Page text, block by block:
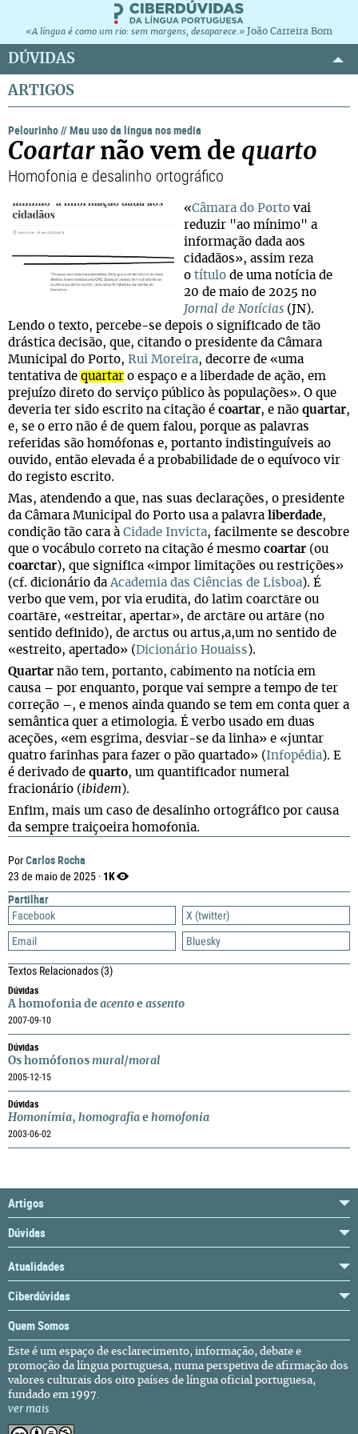
«A língua é como um rio: sem margens, desaparece.» João Carreira Bom
DÚVIDAS
ARTIGOS
PorCarlos Rocha
23 de maio de 2025 · 1K
Partilhar
Facebook
X (twitter)
Email
Bluesky
Textos Relacionados(3)
Dúvidas
A homofonia de acento e assento
2007-09-10
Dúvidas
Os homófonos mural/moral
2005-12-15
Dúvidas
Homonímia, homografia e homofonia
2003-06-02
Pelourinho//Mau uso da língua nos media
Coartarnão vem de quarto
Homofonia e desalinho ortográfico
«Câmara do Porto vai
reduzir "ao mínimo" a
informação dada aos
cidadãos», assim reza
o título de uma notícia de
20 de maio de 2025 no
Jornal de Notícias (JN).
Lendo o texto, percebe-se depois o significado de tão
drástica decisão, que, citando o presidente da Câmara
Municipal do Porto, Rui Moreira, decorre de «uma
tentativa de quartar o espaço e a liberdade de ação, em
prejuízo direto do serviço público às populações». O que
deveria ter sido escrito na citação é coartar, e não quartar,
e, se o erro não é de quem falou, porque as palavras
referidas são homófonas e, portanto indistinguíveis ao
ouvido, então elevada é a probabilidade de o equívoco vir
do registo escrito.
Mas, atendendo a que, nas suas declarações, o presidente
da Câmara Municipal do Porto usa a palavra liberdade,
condição tão cara à Cidade Invicta, facilmente se descobre
que o vocábulo correto na citação é mesmo coartar (ou
coarctar), que significa «impor limitações ou restrições»
(cf. dicionário daAcademia das Ciências de Lisboa). É
verbo que vem, por via erudita, do latim coarctāre ou
coartāre, «estreitar, apertar», de arctāre ou artāre (no
sentido definido), de arctus ou artus,a,um no sentido de
«estreito, apertado» (Dicionário Houaiss ).
Quartar não tem, portanto, cabimento na notícia em
causa – por enquanto, porque vai sempre a tempo de ter
correção –, e menos ainda quando se tem em conta quer a
semântica quer a etimologia. É verbo usado em duas
aceções, «em esgrima, desviar-se da linha» e «juntar
quatro farinhas para fazer o pão quartado» (Infopédia). E
é derivado de quarto, um quantificador numeral
fracionário ( ibidem ).
Enfim, mais um caso de desalinho ortográfico por causa
da sempre traiçoeira homofonia.
Artigos
Dúvidas
Atualidades
Ciberdúvidas
Quem Somos
Este é um espaço de esclarecimento, informação, debate e
promoção da língua portuguesa, numa perspetiva de afirmação dos
valores culturais dos oito países de língua oficial portuguesa,
fundado em 1997.
ver mais